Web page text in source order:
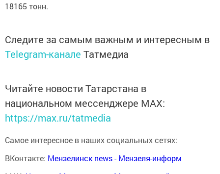
18165 тонн.
Следите за самым важным и интересным в
Telegram-канале Татмедиа
Читайте новости Татарстана в
национальном мессенджере MАХ:
https://max.ru/tatmedia
Самое интересное в наших социальных сетях:
ВКонтакте: Мензелинск news - Мензеля-информ